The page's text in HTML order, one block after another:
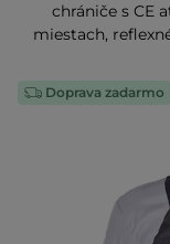
chrániče s CE
miestach,
Doprava zadarmo